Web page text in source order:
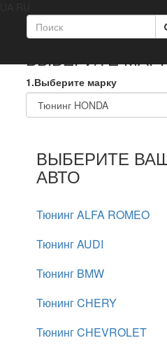
Главная
ВЫБЕРИТЕ
1.Выберите марку
ВЫБЕРИТЕ
АВТО
Тюнинг ALFA ROMEO
Тюнинг AUDI
Тюнинг BMW
Тюнинг CHERY
Тюнинг CHEVROLET